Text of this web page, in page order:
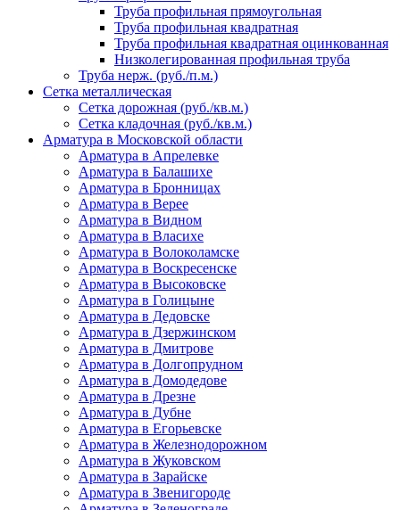
Труба профильная прямоугольная
Труба профильная квадратная
Труба профильная квадратная оцинкованная
Низколегированная профильная труба
Труба нерж. (руб./п.м.)
Сетка металлическая
Сетка дорожная (руб./кв.м.)
Сетка кладочная (руб./кв.м.)
Арматура в Московской области
Арматура в Апрелевке
Арматура в Балашихе
Арматура в Бронницах
Арматура в Верее
Арматура в Видном
Арматура в Власихе
Арматура в Волоколамске
Арматура в Воскресенске
Арматура в Высоковске
Арматура в Голицыне
Арматура в Дедовске
Арматура в Дзержинском
Арматура в Дмитрове
Арматура в Долгопрудном
Арматура в Домодедове
Арматура в Дрезне
Арматура в Дубне
Арматура в Егорьевске
Арматура в Железнодорожном
Арматура в Жуковском
Арматура в Зарайске
Арматура в Звенигороде